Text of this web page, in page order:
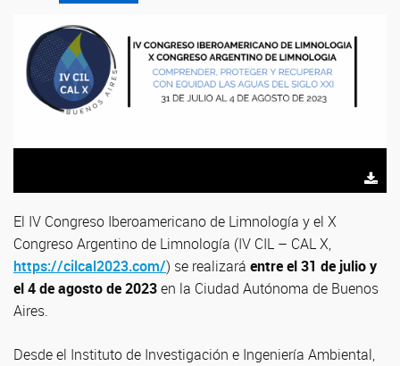
El IV Congreso Iberoamericano de Limnología y el X
Congreso Argentino de Limnología (IV CIL – CAL X,
https://cilcal2023.com/) se realizará entre el 31 de julio y
el 4 de agosto de 2023en la Ciudad Autónoma de Buenos
Aires.
Desde el Instituto de Investigación e Ingeniería Ambiental,